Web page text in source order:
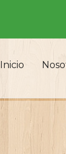
Inicio